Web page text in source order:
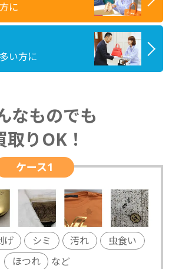
に
い方に
なものでも
取りOK！
ケース1
げ シミ 汚れ
虫食い
ほつれ
など